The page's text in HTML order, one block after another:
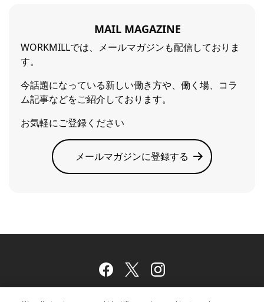
MAIL MAGAZINE
WORKMILLでは、メールマガジンも配信しておりま
す。
今話題になっている新しい働き方や、働く場、コラ
ム記事などをご紹介しております。
お気軽にご登録ください
メールマガジンに登録する
Facebook
TwitterInstagram